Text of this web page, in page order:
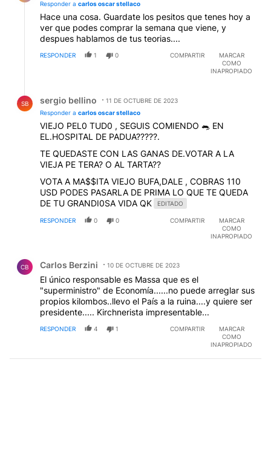
Responder a carlos oscar stellaco
Hace una cosa. Guardate los pesitos que tenes hoy a
ver que podes comprar la semana que viene, y
despues hablamos de tus teorias....
RESPONDER 1 0 COMPARTIR
MARCAR
COMO
INAPROPIADO
SB sergio bellino
11 DE OCTUBRE DE 2023
Responder a carlos oscar stellaco
VIEJO PEL0 TUD0 , SEGUIS COMIENDO 🐀 EN
EL.HOSPITAL DE PADUA?????.
TE QUEDASTE CON LAS GANAS DE.VOTAR A LA
VIEJA PE TERA? O AL TARTA??
VOTA A MA$$ITA VIEJO BUFA,DALE , COBRAS 110
USD PODES PASARLA DE PRIMA LO QUE TE QUEDA
DE TU GRANDI0SA VIDA QK
EDITADO
RESPONDER 0 0 COMPARTIR
MARCAR
COMO
INAPROPIADO
CB Carlos Berzini 10 DE OCTUBRE DE 2023
El único responsable es Massa que es el
"superministro" de Economía......no puede arreglar sus
propios kilombos..llevo el País a la ruina....y quiere ser
presidente..... Kirchnerista impresentable...
RESPONDER 4 1 COMPARTIR
MARCAR
COMO
INAPROPIADO